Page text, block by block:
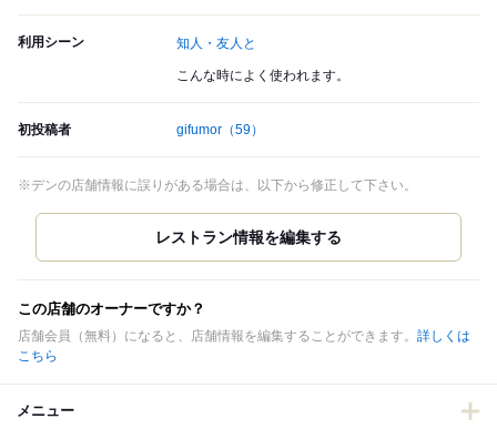
利用シーン 知人・友人と
こんな時によく使われます。
初投稿者 gifumor （59）
※デンの店舗情報に誤りがある場合は、以下から修正して下さい。
この店舗のオーナーですか？
店舗会員（無料）になると、店舗情報を編集することができます。 詳しくは
こちら
メニュー